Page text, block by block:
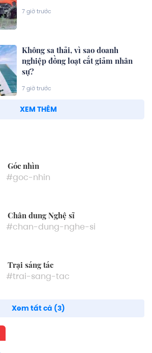
7 giờ trước
Không sa thải, vì sao doanh
nghiệp đồng loạt cắt giảm nhân
sự?
7 giờ trước
XEM THÊM
Góc nhìn
#goc-nhin
Chân dung Nghệ sĩ
#chan-dung-nghe-si
Trại sáng tác
#trai-sang-tac
Xem tất cả (3)